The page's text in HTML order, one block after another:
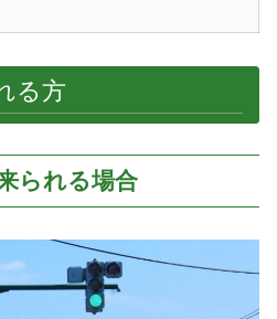
る方
られる場合